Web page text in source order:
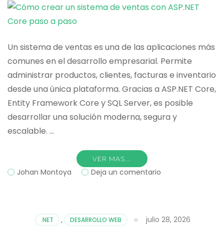
calendario
Un sistema de ventas es una de las aplicaciones más
comunes en el desarrollo empresarial. Permite
administrar productos, clientes, facturas e inventario
desde una única plataforma. Gracias a ASP.NET Core,
Entity Framework Core y SQL Server, es posible
desarrollar una solución moderna, segura y
escalable. …
VER MAS...
Johan Montoya Deja un comentario
de
.NET , DESARROLLO WEB julio 28, 2026